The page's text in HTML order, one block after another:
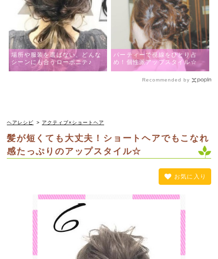
場所や服装を選ばない、どんな
シーンにも合うローポニテ♪
パーティーで視線をひとり占
め！個性派アップスタイル☆
Recommended by
ヘアレシピ > アクティブ×ショートヘア
髪が短くても大丈夫！ショートヘアでもこなれ
感たっぷりのアップスタイル☆
お気に入り